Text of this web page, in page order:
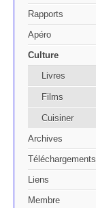
Rapports
Apéro
Culture
Livres
Films
Cuisiner
Archives
Téléchargements
Liens
Membre